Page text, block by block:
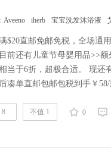
Aveeno iherb 宝宝洗发沐浴液
$20直邮免邮免税，全场通
前还有儿童节母婴用品>>
当于6折，超极合适。 现还
凑单直邮包邮包税到手￥
宝二合一洗发沐浴液，天
8 不值 1 0